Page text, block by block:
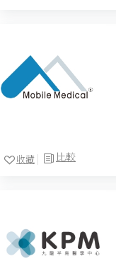
比較
收藏